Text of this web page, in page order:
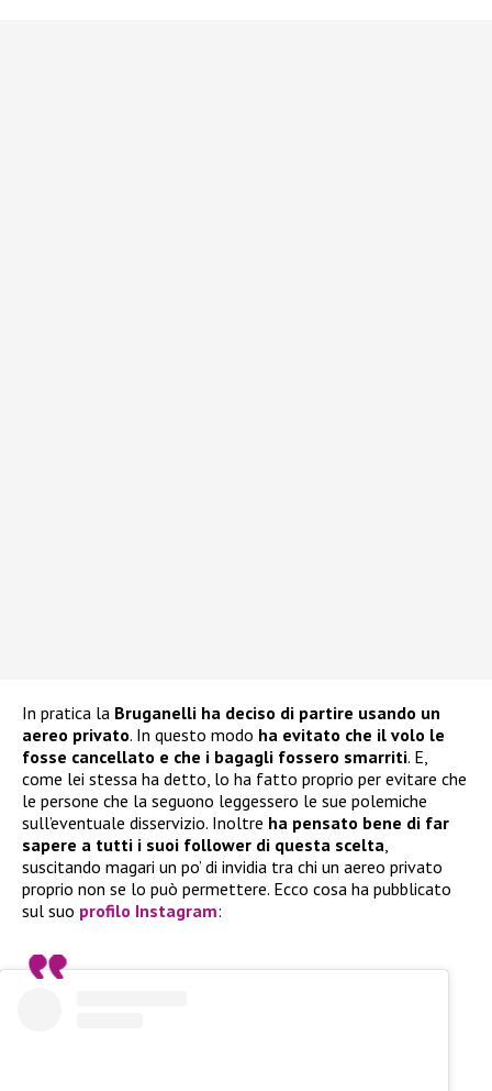
In pratica la Bruganelli ha deciso di partire usando un
aereo privato. In questo modo ha evitato che il volo le
fosse cancellato e che i bagagli fossero smarriti. E,
come lei stessa ha detto, lo ha fatto proprio per evitare che
le persone che la seguono leggessero le sue polemiche
sull’eventuale disservizio. Inoltre ha pensato bene di far
sapere a tutti i suoi follower di questa scelta,
suscitando magari un po’ di invidia tra chi un aereo privato
proprio non se lo può permettere. Ecco cosa ha pubblicato
sul suo profilo Instagram: